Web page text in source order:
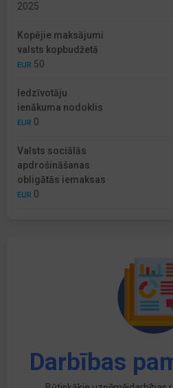
2025
Kopējie maksājumi
valsts kopbudžetā
EUR 50
Iedzīvotāju
ienākuma nodoklis
EUR 0
Valsts sociālās
apdrošināšanas
obligātās iemaksas
EUR 0
Darbības